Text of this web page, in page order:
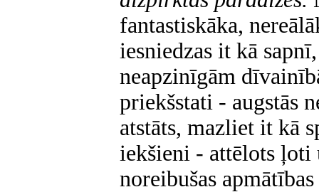
fantastiskāka,
iesniedzas it kā
neapzinīgām
priekšstati - augstās
atstāts, mazliet it kā
iekšieni - attēlots ļoti
noreibušas